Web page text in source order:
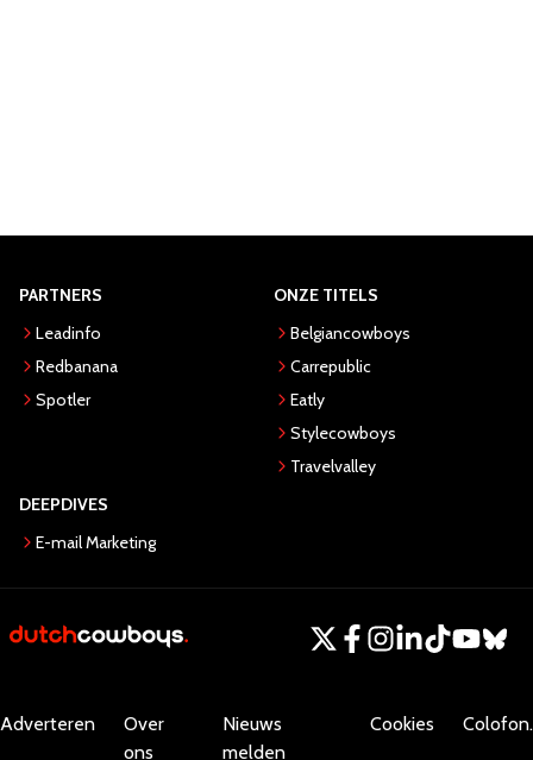
PARTNERS
Leadinfo
Redbanana
Spotler
ONZE TITELS
Belgiancowboys
Carrepublic
Eatly
Stylecowboys
Travelvalley
DEEPDIVES
E-mail Marketing
Adverteren
Over
ons
Nieuws
melden
Cookies Colofon.